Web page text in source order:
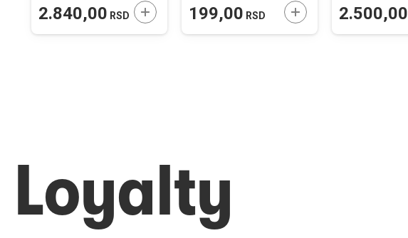
U KORPU
2.840,00 RSD DODAJTE U KORPU
199,00 RSD DODAJTE U KORPU
2.500,00
Loyalty